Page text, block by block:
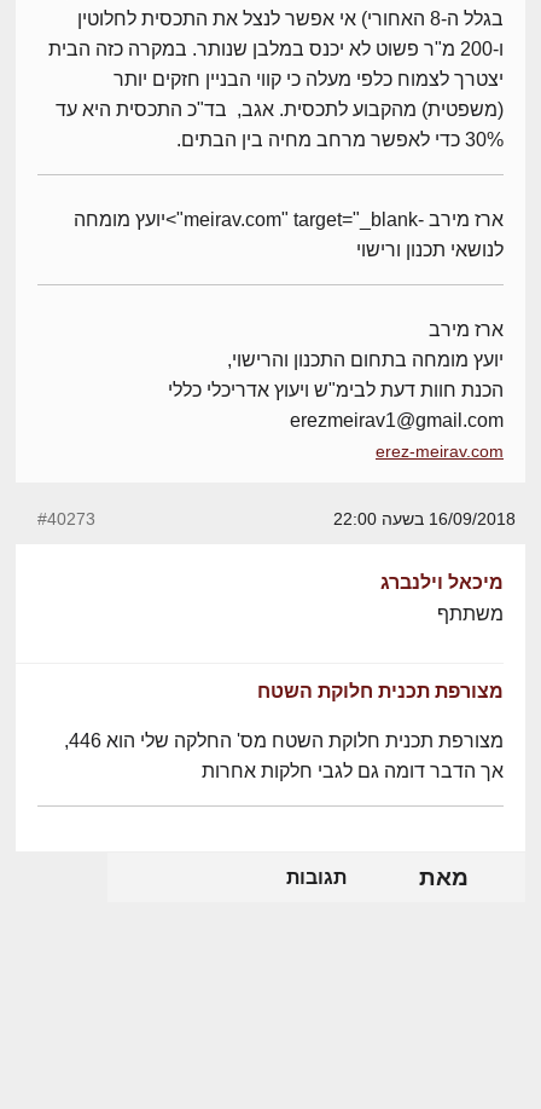
בגלל ה-8 האחורי) אי אפשר לנצל את התכסית לחלוטין
ו-200 מ"ר פשוט לא יכנס במלבן שנותר. במקרה כזה הבית
יצטרך לצמוח כלפי מעלה כי קווי הבניין חזקים יותר
(משפטית) מהקבוע לתכסית. אגב, בד"כ התכסית היא עד
30% כדי לאפשר מרחב מחיה בין הבתים.
ארז מירב -meirav.com" target="_blank">יועץ מומחה
לנושאי תכנון ורישוי
ארז מירב
יועץ מומחה בתחום התכנון והרישוי,
הכנת חוות דעת לבימ"ש ויעוץ אדריכלי כללי
erezmeirav1@gmail.com
erez-meirav.com
16/09/2018 בשעה 22:00 #40273
מיכאל וילנברג
משתתף
מצורפת תכנית חלוקת השטח
מצורפת תכנית חלוקת השטח מס' החלקה שלי הוא 446,
אך הדבר דומה גם לגבי חלקות אחרות
מאת תגובות